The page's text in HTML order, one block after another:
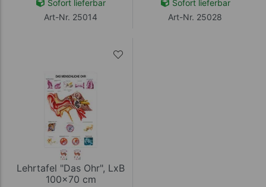
Sofort lieferbar
Art-Nr. 25014
Sofort lieferbar
Art-Nr. 25028
Lehrtafel "Das Ohr", LxB
100x70 cm